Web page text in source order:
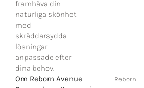
framhäva din
naturliga skönhet
med
skräddarsydda
lösningar
anpassade efter
dina behov.
Om Reborn Avenue
Reborn